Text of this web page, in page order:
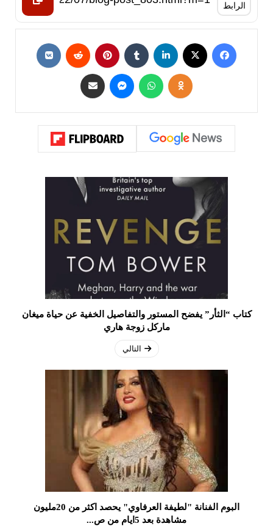
الرابط
كتاب “الثأر” يفضح المستور والتفاصيل الخفية عن حياة ميغان
ماركل زوجة هاري
التالي
البوم الفنانة "لطيفة العرفاوي" يحصد اكثر من 20مليون
مشاهدة بعد 5ايام من ص...